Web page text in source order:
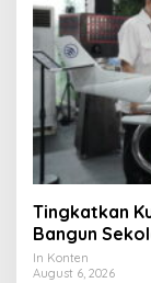
Tingkatkan
Bangun
Universitas
In Konten
August 6, 2026